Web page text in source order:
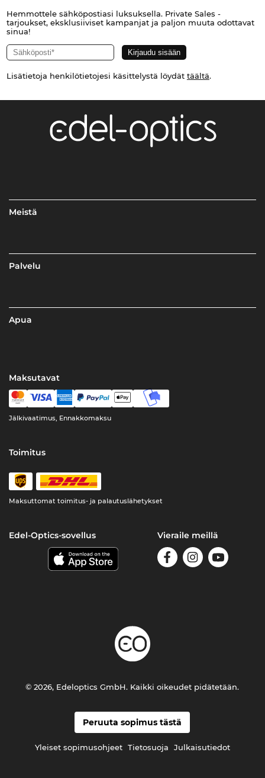
Hemmottele sähköpostiasi luksuksella. Private Sales -
tarjoukset, eksklusiiviset kampanjat ja paljon muuta odottavat
sinua!
Lisätietoja henkilötietojesi käsittelystä löydät täältä.
Meistä
Palvelu
Apua
Maksutavat
Jälkivaatimus, Ennakkomaksu
Toimitus
Maksuttomat toimitus- ja palautuslähetykset
Edel-Optics-sovellus Vieraile meillä
Peruuta sopimus tästä
Yleiset sopimusohjeet Tietosuoja Julkaisutiedot
© 2026, Edeloptics GmbH. Kaikki oikeudet pidätetään.